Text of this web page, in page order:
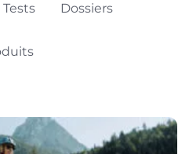
Tests Dossiers